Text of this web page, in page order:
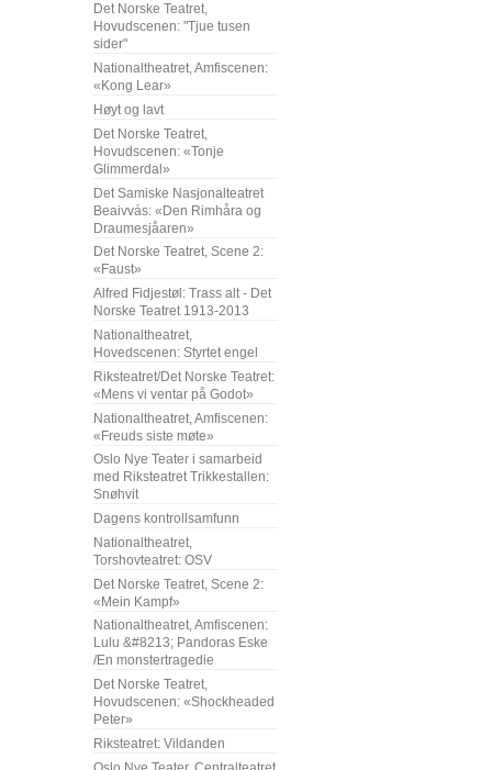
Det Norske Teatret,
Hovudscenen: "Tjue tusen
sider"
Nationaltheatret, Amfiscenen:
«Kong Lear»
Høyt og lavt
Det Norske Teatret,
Hovudscenen: «Tonje
Glimmerdal»
Det Samiske Nasjonalteatret
Beaivvás: «Den Rimhåra og
Draumesjåaren»
Det Norske Teatret, Scene 2:
«Faust»
Alfred Fidjestøl: Trass alt - Det
Norske Teatret 1913-2013
Nationaltheatret,
Hovedscenen: Styrtet engel
Riksteatret/Det Norske Teatret:
«Mens vi ventar på Godot»
Nationaltheatret, Amfiscenen:
«Freuds siste møte»
Oslo Nye Teater i samarbeid
med Riksteatret Trikkestallen:
Snøhvit
Dagens kontrollsamfunn
Nationaltheatret,
Torshovteatret: OSV
Det Norske Teatret, Scene 2:
«Mein Kampf»
Nationaltheatret, Amfiscenen:
Lulu &#8213; Pandoras Eske
/En monstertragedie
Det Norske Teatret,
Hovudscenen: «Shockheaded
Peter»
Riksteatret: Vildanden